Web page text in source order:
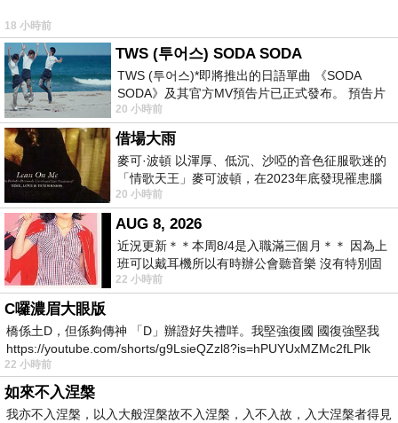
18 小時前
TWS (투어스) SODA SODA
TWS (투어스)*即將推出的日語單曲 《SODA
SODA》及其官方MV預告片已正式發布。 預告片
一經發布， 就引發了粉絲們對這次夏季回
20 小時前
借場大雨
麥可·波頓 以渾厚、低沉、沙啞的音色征服歌迷的
「情歌天王」麥可波頓，在2023年底發現罹患腦
瘤「祈禱早日康復，一切都好」。
20 小時前
AUG 8, 2026
近況更新＊＊本周8/4是入職滿三個月＊＊ 因為上
班可以戴耳機所以有時辦公會聽音樂 沒有特別固
定哪天但就是一周某一天會固定聽'90
22 小時前
C囉濃眉大眼版
橋係土D，但係夠傳神 「D」辦證好失禮咩。我堅強復國 國復強堅我
https://youtube.com/shorts/g9LsieQZzl8?is=hPUYUxMZMc2fLPlk
22 小時前
如來不入涅槃
我亦不入涅槃，以入大般涅槃故不入涅槃，入不入故，入大涅槃者得見